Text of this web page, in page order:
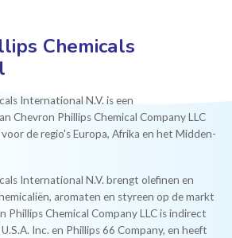
Chemicals
International N.V. is een
Chevron Phillips Chemical Company LLC
de regio's Europa, Afrika en het Midden-
International N.V. brengt olefinen en
aromaten en styreen op de markt
Phillips Chemical Company LLC is indirect
Inc. en Phillips 66 Company, en heeft